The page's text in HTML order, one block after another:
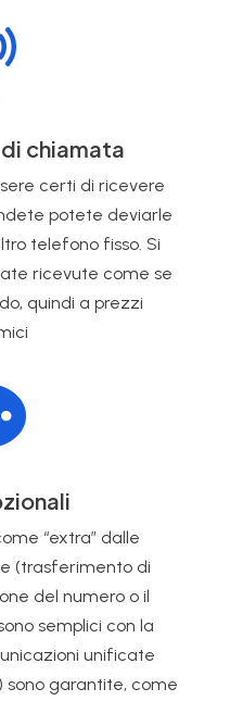
chiamata
certi di ricevere
potete deviarle
telefono fisso. Si
ricevute come se
quindi a prezzi
“extra” dalle
(trasferimento di
del numero o il
semplici con la
unificate
sono garantite, come